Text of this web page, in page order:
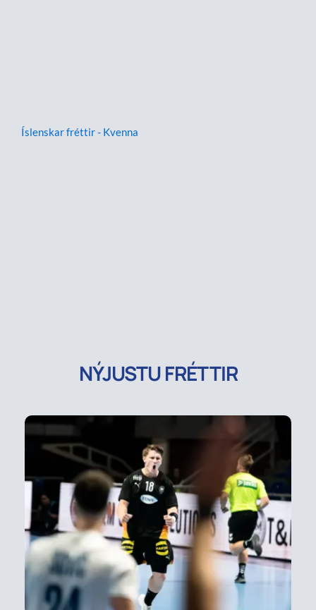
Íslenskar fréttir - Kvenna
NÝJUSTU FRÉTTIR